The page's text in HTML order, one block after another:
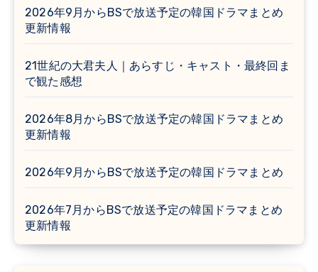
2026年9月からBSで放送予定の韓国ドラマまとめ
更新情報
21世紀の大君夫人｜あらすじ・キャスト・最終回ま
で観た感想
2026年8月からBSで放送予定の韓国ドラマまとめ
更新情報
2026年9月からBSで放送予定の韓国ドラマまとめ
2026年7月からBSで放送予定の韓国ドラマまとめ
更新情報